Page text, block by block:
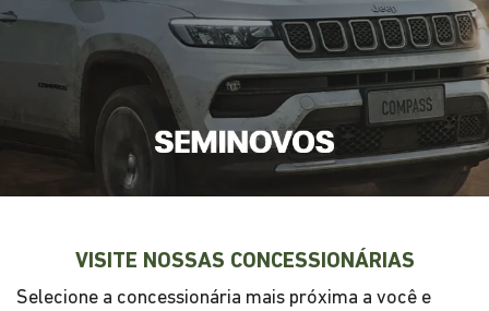
VISITE NOSSAS CONCESSIONÁRIAS
Selecione a concessionária mais próxima a você e